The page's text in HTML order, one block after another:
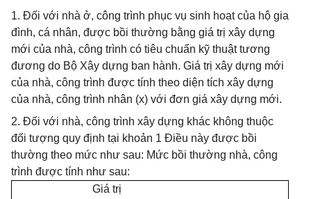
1. Đối với nhà ở, công trình phục vụ sinh hoạt của hộ gia
đình, cá nhân, được bồi thường bằng giá trị xây dựng
mới của nhà, công trình có tiêu chuẩn kỹ thuật tương
đương do Bộ Xây dựng ban hành. Giá trị xây dựng mới
của nhà, công trình được tính theo diện tích xây dựng
của nhà, công trình nhân (x) với đơn giá xây dựng mới.
2. Đối với nhà, công trình xây dựng khác không thuộc
đối tượng quy định tại khoản 1 Điều này được bồi
thường theo mức như sau: Mức bồi thường nhà, công
trình được tính như sau:
Giá trị